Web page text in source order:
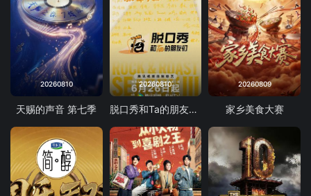
20260810
天赐的声音 第七季
20260810
脱口秀和Ta的朋友们 第三季
20260809
家乡美食大赛